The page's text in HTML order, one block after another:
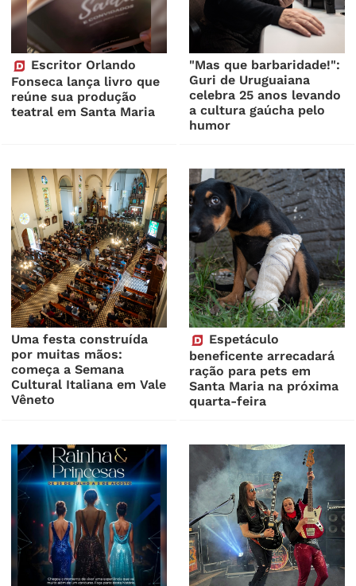
Escritor Orlando
Fonseca lança livro que
reúne sua produção
teatral em Santa Maria
"Mas que barbaridade!":
Guri de Uruguaiana
celebra 25 anos levando
a cultura gaúcha pelo
humor
Uma festa construída
por muitas mãos:
começa a Semana
Cultural Italiana em Vale
Vêneto
Espetáculo
beneficente arrecadará
ração para pets em
Santa Maria na próxima
quarta-feira